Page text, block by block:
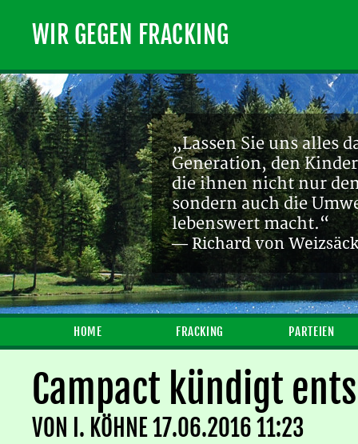
WIR GEGEN FRACKING
„Lassen Sie uns alles
Generation, den
die ihnen nicht nur
sondern auch die
lebenswert macht.“
— Richard von
HOME FRACKING PARTEIEN
Campact kündigt
VON I. KÖHNE17.06.2016 11:23